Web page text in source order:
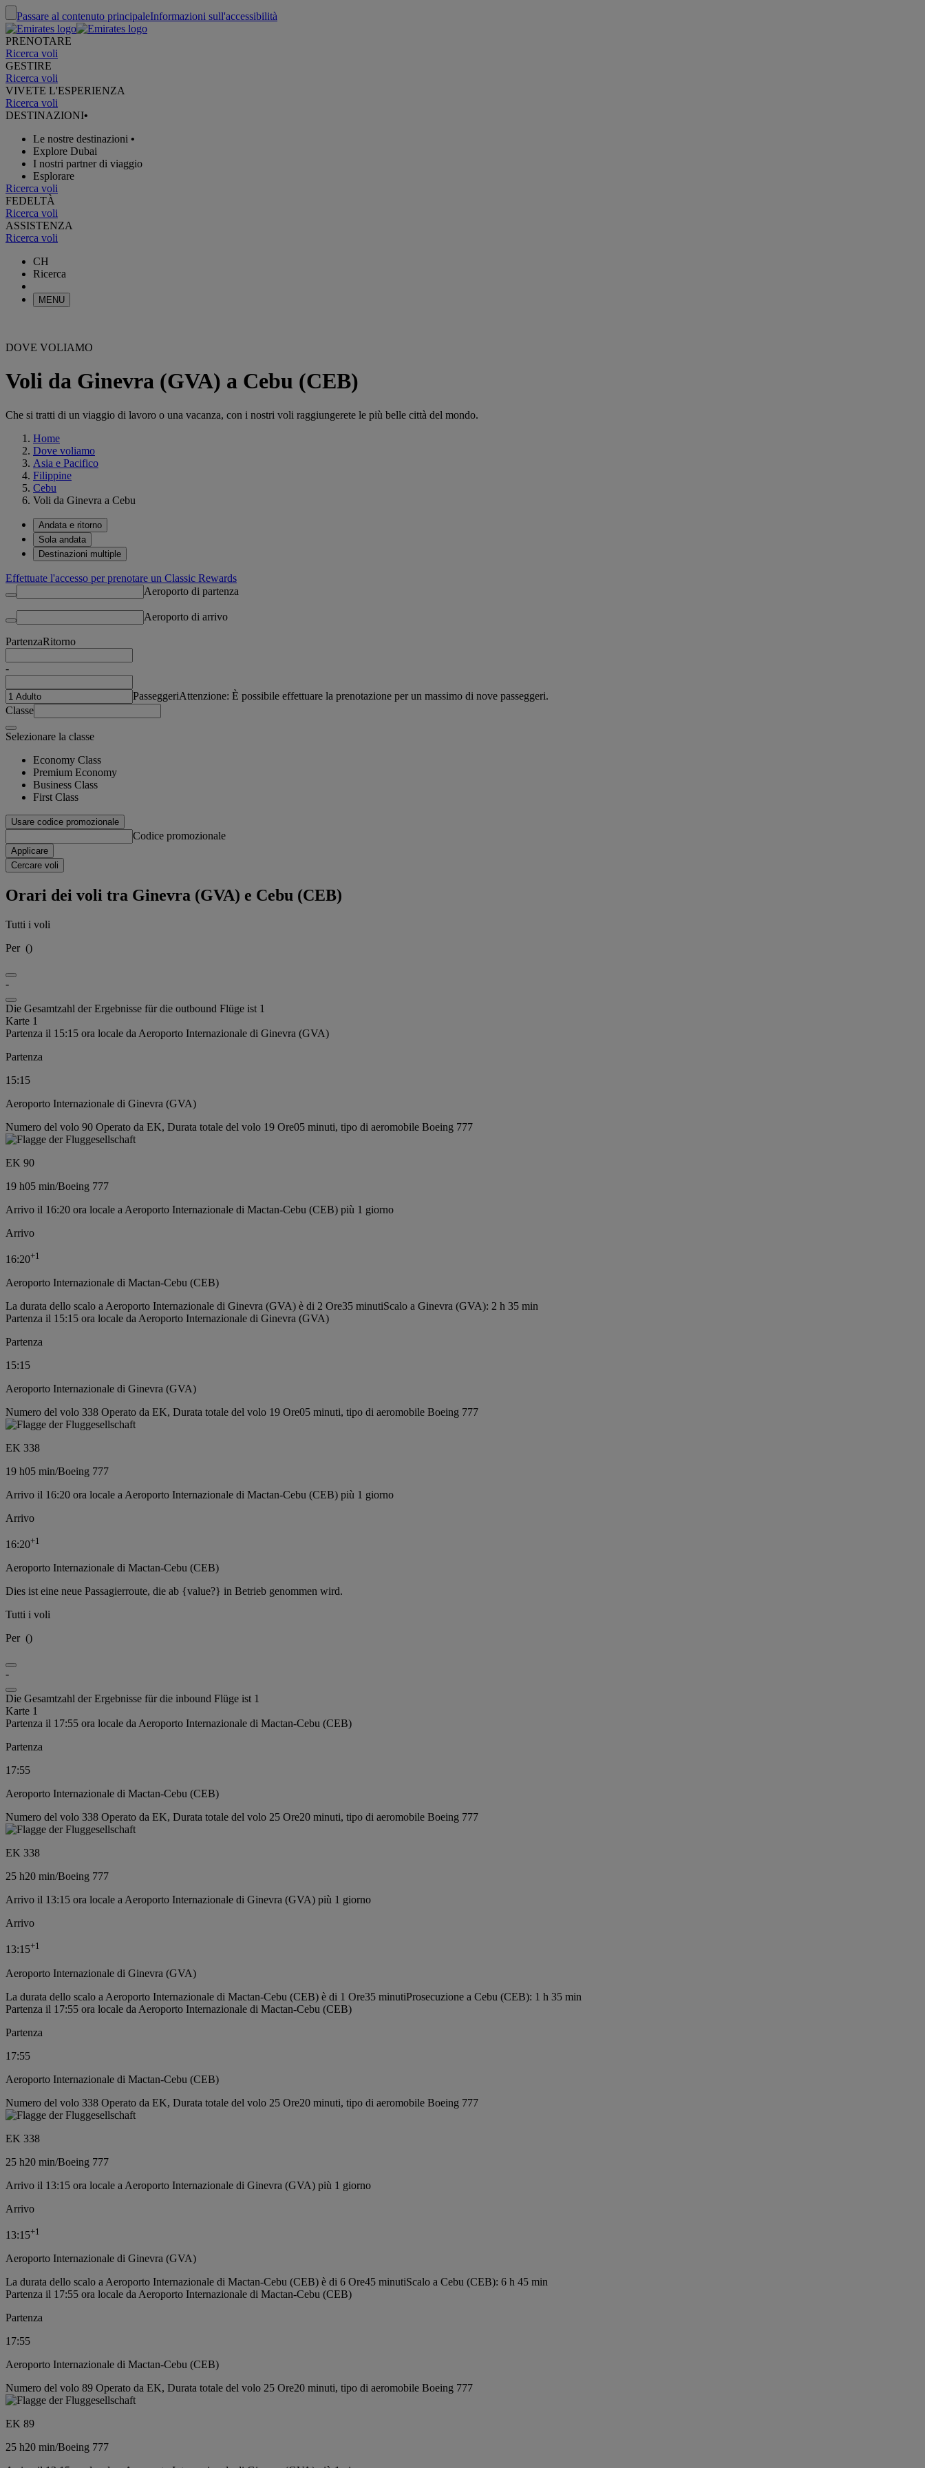
Passare al contenuto principaleInformazioni sull'accessibilità
PRENOTARE
Ricerca voli
GESTIRE
Ricerca voli
VIVETE L'ESPERIENZA
Ricerca voli
DESTINAZIONI•
Le nostre destinazioni •
Explore Dubai
I nostri partner di viaggio
Esplorare
Ricerca voli
FEDELTÀ
Ricerca voli
ASSISTENZA
Ricerca voli
CH
Ricerca
MENU
DOVE VOLIAMO
Voli da Ginevra (GVA) a Cebu (CEB)
Che si tratti di un viaggio di lavoro o una vacanza, con i nostri voli raggiungerete le più belle città del mondo.
Home
Dove voliamo
Asia e Pacifico
Filippine
Cebu
Voli da Ginevra a Cebu
Andata e ritorno
Sola andata
Destinazioni multiple
Effettuate l'accesso per prenotare un Classic Rewards
Aeroporto di partenza
Aeroporto di arrivo
PartenzaRitorno
-
PasseggeriAttenzione: È possibile effettuare la prenotazione per un massimo di nove passeggeri.
Classe
Selezionare la classe
Economy Class
Premium Economy
Business Class
First Class
Usare codice promozionale
Codice promozionale
Applicare
Cercare voli
Orari dei voli tra Ginevra (GVA) e Cebu (CEB)
Tutti i voli
Per ()
-
Die Gesamtzahl der Ergebnisse für die outbound Flüge ist 1
Karte 1
Partenza il 15:15 ora locale da Aeroporto Internazionale di Ginevra (GVA)
Partenza
15:15
Aeroporto Internazionale di Ginevra (GVA)
Numero del volo 90 Operato da EK, Durata totale del volo 19 Ore05 minuti, tipo di aeromobile Boeing 777
EK 90
19 h05 min/Boeing 777
Arrivo il 16:20 ora locale a Aeroporto Internazionale di Mactan-Cebu (CEB) più 1 giorno
Arrivo
16:20+1
Aeroporto Internazionale di Mactan-Cebu (CEB)
La durata dello scalo a Aeroporto Internazionale di Ginevra (GVA) è di 2 Ore35 minutiScalo a Ginevra (GVA): 2 h 35 min
Partenza il 15:15 ora locale da Aeroporto Internazionale di Ginevra (GVA)
Partenza
15:15
Aeroporto Internazionale di Ginevra (GVA)
Numero del volo 338 Operato da EK, Durata totale del volo 19 Ore05 minuti, tipo di aeromobile Boeing 777
EK 338
19 h05 min/Boeing 777
Arrivo il 16:20 ora locale a Aeroporto Internazionale di Mactan-Cebu (CEB) più 1 giorno
Arrivo
16:20+1
Aeroporto Internazionale di Mactan-Cebu (CEB)
Dies ist eine neue Passagierroute, die ab {value?} in Betrieb genommen wird.
Tutti i voli
Per ()
-
Die Gesamtzahl der Ergebnisse für die inbound Flüge ist 1
Karte 1
Partenza il 17:55 ora locale da Aeroporto Internazionale di Mactan-Cebu (CEB)
Partenza
17:55
Aeroporto Internazionale di Mactan-Cebu (CEB)
Numero del volo 338 Operato da EK, Durata totale del volo 25 Ore20 minuti, tipo di aeromobile Boeing 777
EK 338
25 h20 min/Boeing 777
Arrivo il 13:15 ora locale a Aeroporto Internazionale di Ginevra (GVA) più 1 giorno
Arrivo
13:15+1
Aeroporto Internazionale di Ginevra (GVA)
La durata dello scalo a Aeroporto Internazionale di Mactan-Cebu (CEB) è di 1 Ore35 minutiProsecuzione a Cebu (CEB): 1 h 35 min
Partenza il 17:55 ora locale da Aeroporto Internazionale di Mactan-Cebu (CEB)
Partenza
17:55
Aeroporto Internazionale di Mactan-Cebu (CEB)
Numero del volo 338 Operato da EK, Durata totale del volo 25 Ore20 minuti, tipo di aeromobile Boeing 777
EK 338
25 h20 min/Boeing 777
Arrivo il 13:15 ora locale a Aeroporto Internazionale di Ginevra (GVA) più 1 giorno
Arrivo
13:15+1
Aeroporto Internazionale di Ginevra (GVA)
La durata dello scalo a Aeroporto Internazionale di Mactan-Cebu (CEB) è di 6 Ore45 minutiScalo a Cebu (CEB): 6 h 45 min
Partenza il 17:55 ora locale da Aeroporto Internazionale di Mactan-Cebu (CEB)
Partenza
17:55
Aeroporto Internazionale di Mactan-Cebu (CEB)
Numero del volo 89 Operato da EK, Durata totale del volo 25 Ore20 minuti, tipo di aeromobile Boeing 777
EK 89
25 h20 min/Boeing 777